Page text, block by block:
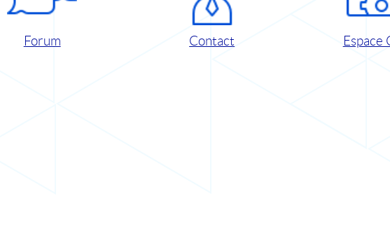
Forum Contact Espace